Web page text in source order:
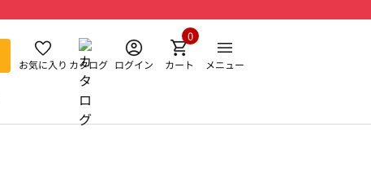
お気に入り カタログ ログイン カート
0
メニュー